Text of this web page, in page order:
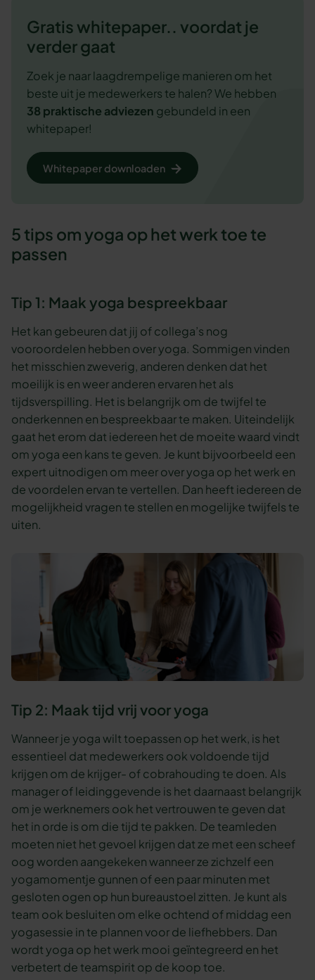
Gratis whitepaper.. voordat je
verder gaat
Zoek je naar laagdrempelige manieren om het
beste uit je medewerkers te halen? We hebben
38 praktische adviezen gebundeld in een
whitepaper!
Whitepaper downloaden
5 tips om yoga op het werk toe te
passen
Tip 1: Maak yoga bespreekbaar
Het kan gebeuren dat jij of collega’s nog
vooroordelen hebben over yoga. Sommigen vinden
het misschien zweverig, anderen denken dat het
moeilijk is en weer anderen ervaren het als
tijdsverspilling. Het is belangrijk om de twijfel te
onderkennen en bespreekbaar te maken. Uiteindelijk
gaat het erom dat iedereen het de moeite waard vindt
om yoga een kans te geven. Je kunt bijvoorbeeld een
expert uitnodigen om meer over yoga op het werk en
de voordelen ervan te vertellen. Dan heeft iedereen de
mogelijkheid vragen te stellen en mogelijke twijfels te
uiten.
Tip 2: Maak tijd vrij voor yoga
Wanneer je yoga wilt toepassen op het werk, is het
essentieel dat medewerkers ook voldoende tijd
krijgen om de krijger- of cobrahouding te doen. Als
manager of leidinggevende is het daarnaast belangrijk
om je werknemers ook het vertrouwen te geven dat
het in orde is om die tijd te pakken. De teamleden
moeten niet het gevoel krijgen dat ze met een scheef
oog worden aangekeken wanneer ze zichzelf een
yogamomentje gunnen of een paar minuten met
gesloten ogen op hun bureaustoel zitten. Je kunt als
team ook besluiten om elke ochtend of middag een
yogasessie in te plannen voor de liefhebbers. Dan
wordt yoga op het werk mooi geïntegreerd en het
verbetert de teamspirit op de koop toe.